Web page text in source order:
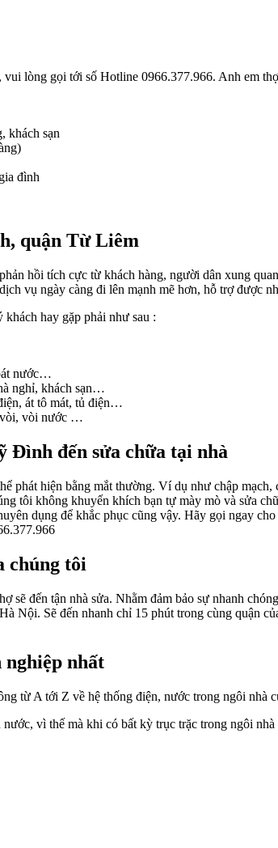
lòng gọi tới số Hotline 0966.377.966. Anh em
khách sạn
đình
quận Từ Liêm
hồi tích cực từ khách hàng, người dân xung
vụ ngày càng đi lên mạnh mẽ hơn, hỗ trợ được
hay gặp phải như sau :
nước…
nghỉ, khách sạn…
át tô mát, tủ điện…
vòi, vòi nước …
Đình đến sửa chữa tại nhà
phát hiện bằng mắt thường. Ví dụ như chập
tôi không khuyến khích bạn tự mày mò và sửa
dụng để khắc phục cũng vậy. Hãy gọi ngay
chúng tôi
sẽ đến tận nhà sửa. Nhằm đảm bảo sự nhanh
Nội. Sẽ đến nhanh chỉ 15 phút trong cùng quận
nhất
từ A tới Z về hệ thống điện, nước trong ngôi nhà
vì thế mà khi có bất kỳ trục trặc trong ngôi